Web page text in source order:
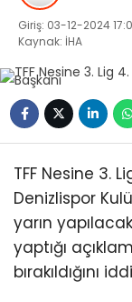
Giriş: 03-12-2024
Kaynak: İHA
TFF Nesine 3.
Denizlispor
yarın
yaptığı
bırakıldığını